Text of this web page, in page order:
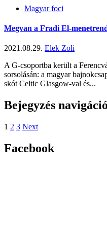
Magyar foci
Megvan a Fradi El-
2021.08.29. Elek Zoli
A G-csoportba került a
sorsolásán: a magyar
skót Celtic Glasgow-val és...
Bejegyzés navigáció
1 2 3 Next
Facebook